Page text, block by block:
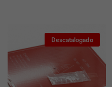
Descatalogado